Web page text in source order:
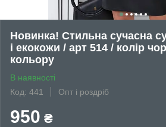
Новинка! Стильна сучасна
і екокожи / арт 514 / колір
кольору
В наявності
Код: 441
Опт і роздріб
950 ₴